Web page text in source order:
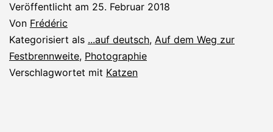
Veröffentlicht am 25. Februar 2018
Von Frédéric
Kategorisiert als ...auf deutsch, Auf dem Weg zur
Festbrennweite, Photographie
Verschlagwortet mit Katzen